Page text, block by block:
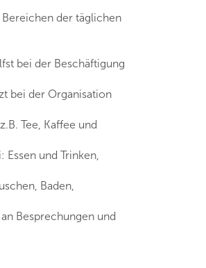
Bereichen der täglichen
bei der Beschäftigung
bei der Organisation
Tee, Kaffee und
und Trinken,
Baden,
Besprechungen und